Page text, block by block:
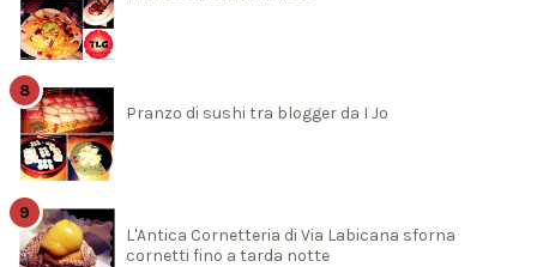
Pranzo di sushi tra blogger da I Jo
L'Antica Cornetteria di Via Labicana sforna
cornetti fino a tarda notte